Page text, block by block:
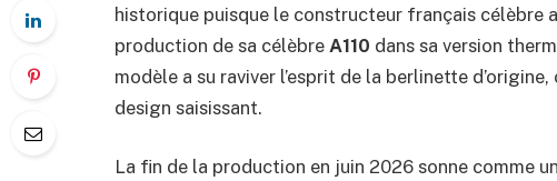
historique puisque le constructeur français célèbre
production de sa célèbre A110 dans sa version
modèle a su raviver l’esprit de la berlinette
design saisissant.
La fin de la production en juin 2026 sonne comme